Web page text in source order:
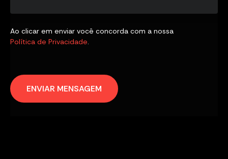
Ao clicar em enviar você concorda com a nossa
Política de Privacidade.
ENVIAR MENSAGEM